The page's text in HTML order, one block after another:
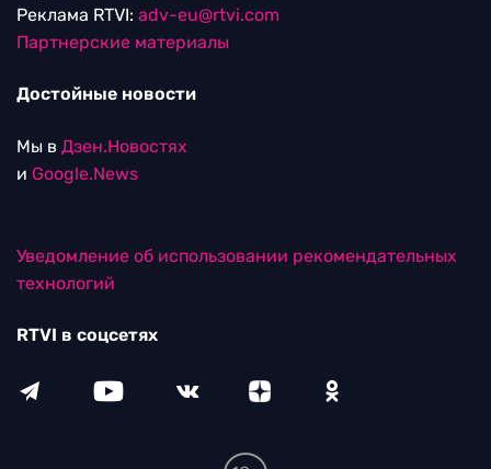
Реклама RTVI: adv-eu@rtvi.com
Партнерские материалы
Достойные новости
Мы в Дзен.Новостях
и Google.News
Уведомление об использовании рекомендательных
технологий
RTVI в соцсетях